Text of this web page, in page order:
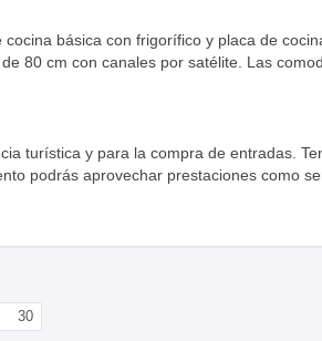
básica con frigorífico y placa de
80 cm con canales por satélite. Las
turística y para la compra de entradas.
podrás aprovechar prestaciones como
30